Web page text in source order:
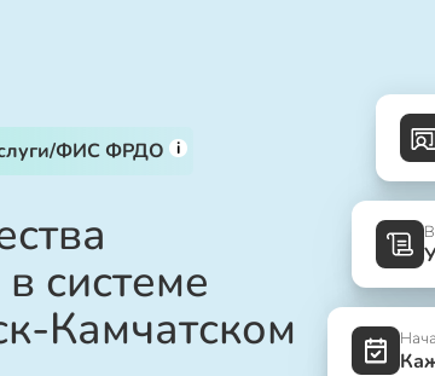
ФИС ФРДО i
системе
Камчатском